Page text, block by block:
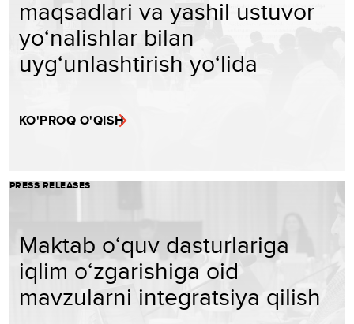
maqsadlari va yashil ustuvor
yo‘nalishlar bilan
uyg‘unlashtirish yo‘lida
KO'PROQ O'QISH
PRESS RELEASES
Maktab o‘quv dasturlariga
iqlim o‘zgarishiga oid
mavzularni integratsiya qilish